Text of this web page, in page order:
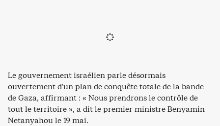
Le gouvernement israélien parle désormais
ouvertement d’un plan de conquête totale de la bande
de Gaza, affirmant : « Nous prendrons le contrôle de
tout le territoire », a dit le premier ministre Benyamin
Netanyahou le 19 mai.